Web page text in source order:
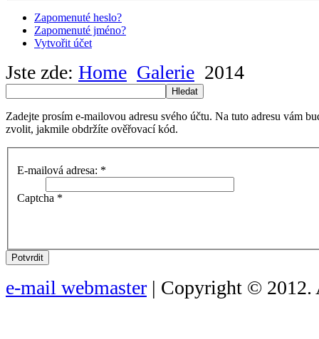
Zapomenuté heslo?
Zapomenuté jméno?
Vytvořit účet
Jste zde: Home Galerie 2014
Hledat
Zadejte prosím e-mailovou adresu svého účtu. Na tuto adresu vám
zvolit, jakmile obdržíte ověřovací kód.
E-mailová adresa: *
Captcha *
Potvrdit
e-mail webmaster | Copyright © 2012.